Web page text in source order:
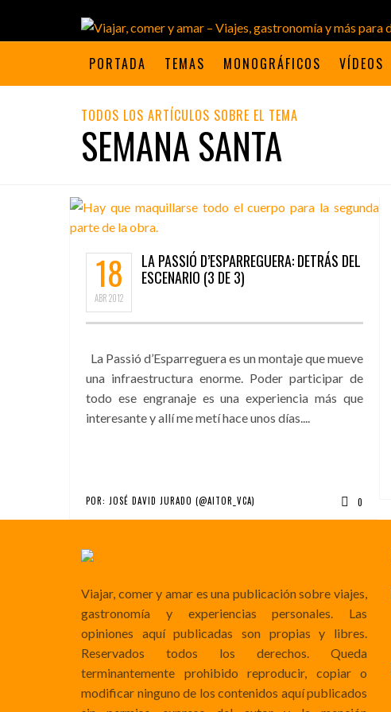
PORTADA TEMAS MONOGRÁFICOS VÍDEOS
TODOS LOS ARTÍCULOS SOBRE EL TEMA
SEMANA SANTA
18
ABR2012
LA PASSIÓ D’ESPARREGUERA: DETRÁS DEL
ESCENARIO (3 DE 3)
La Passió d’Esparreguera es un montaje que mueve
una infraestructura enorme. Poder participar de
todo ese engranaje es una experiencia más que
interesante y allí me metí hace unos días....
POR: JOSÉ DAVID JURADO (@AITOR_VCA) 0
Viajar, comer y amar es una publicación sobre viajes,
gastronomía y experiencias personales. Las
opiniones aquí publicadas son propias y libres.
Reservados todos los derechos. Queda
terminantemente prohibido reproducir, copiar o
modificar ninguno de los contenidos aquí publicados